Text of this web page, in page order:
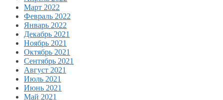
Март 2022
Февраль 2022
Январь 2022
Декабрь 2021
Ноябрь 2021
Октябрь 2021
Сентябрь 2021
Август 2021
Июль 2021
Июнь 2021
Май 2021